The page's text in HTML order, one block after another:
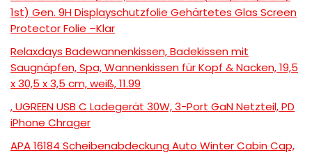
1st) Gen. 9H Displayschutzfolie Gehärtetes Glas Screen
Protector Folie –Klar
Relaxdays Badewannenkissen, Badekissen mit
Saugnäpfen, Spa, Wannenkissen für Kopf & Nacken, 19,5
x 30,5 x 3,5 cm, weiß, 11.99
, UGREEN USB C Ladegerät 30W, 3-Port GaN Netzteil, PD
iPhone Chrager
APA 16184 Scheibenabdeckung Auto Winter Cabin Cap,